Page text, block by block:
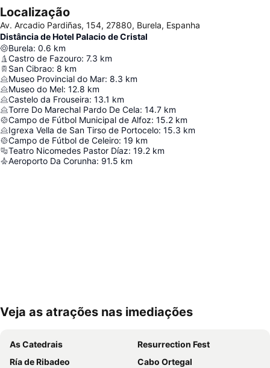
Localização
Av. Arcadio Pardiñas, 154, 27880, Burela, Espanha
Distância de Hotel Palacio de Cristal
Burela: 0.6 km
Castro de Fazouro: 7.3 km
San Cibrao: 8 km
Museo Provincial do Mar: 8.3 km
Museo do Mel: 12.8 km
Castelo da Frouseira: 13.1 km
Torre Do Marechal Pardo De Cela: 14.7 km
Campo de Fútbol Municipal de Alfoz: 15.2 km
Igrexa Vella de San Tirso de Portocelo: 15.3 km
Campo de Fútbol de Celeiro: 19 km
Teatro Nicomedes Pastor Díaz: 19.2 km
Aeroporto Da Corunha: 91.5 km
Ampliar mapa
Veja as atrações nas imediações
As Catedrais
Resurrection Fest
Ría de Ribadeo
Cabo Ortegal